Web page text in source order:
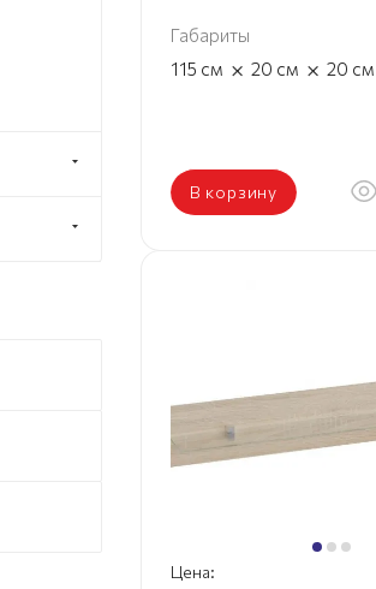
Габариты
115 см × 20 см × 20 см
В корзину
Цена: